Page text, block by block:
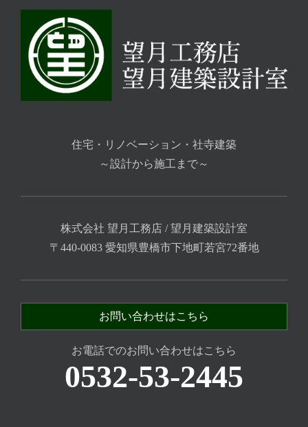
住宅・リノベーション・社寺建築
～設計から施工まで～
株式会社 望月工務店 / 望月建築設計室
〒440-0083 愛知県豊橋市下地町若宮72番地
お問い合わせはこちら
お電話でのお問い合わせはこちら
0532-53-2445